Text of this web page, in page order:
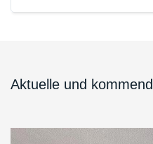
Aktuelle und